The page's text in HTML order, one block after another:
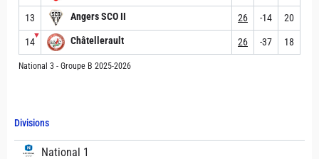
Divisions
National 1
13 Angers SCO II 26 -14 20
14
▼ Châtellerault 26 -37 18
National 3 - Groupe B 2025-2026